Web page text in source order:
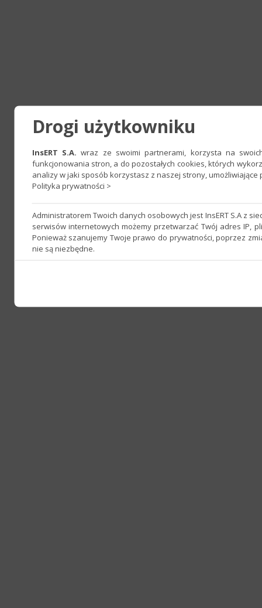
Drogi użytkowniku
InsERT S.A. wraz ze swoimi partnerami, korzysta na
funkcjonowania stron, a do pozostałych cookies, których
analizy w jaki sposób korzystasz z naszej strony,
Polityka prywatności >
Administratorem Twoich danych osobowych jest InsERT S.A z
serwisów internetowych możemy przetwarzać Twój adres IP,
Ponieważ szanujemy Twoje prawo do prywatności, poprzez
nie są niezbędne.